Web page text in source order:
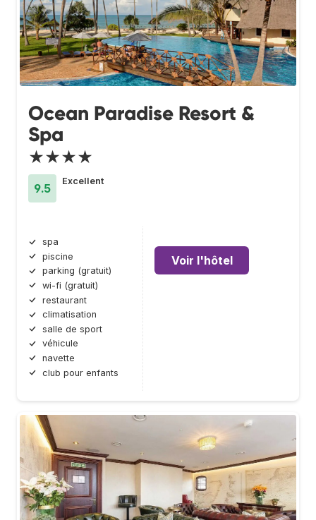
Ocean Paradise Resort &
Spa
★★★★
9.5
Excellent
spa
piscine
parking (gratuit)
wi-fi (gratuit)
restaurant
climatisation
salle de sport
véhicule
navette
club pour enfants
Voir l'hôtel